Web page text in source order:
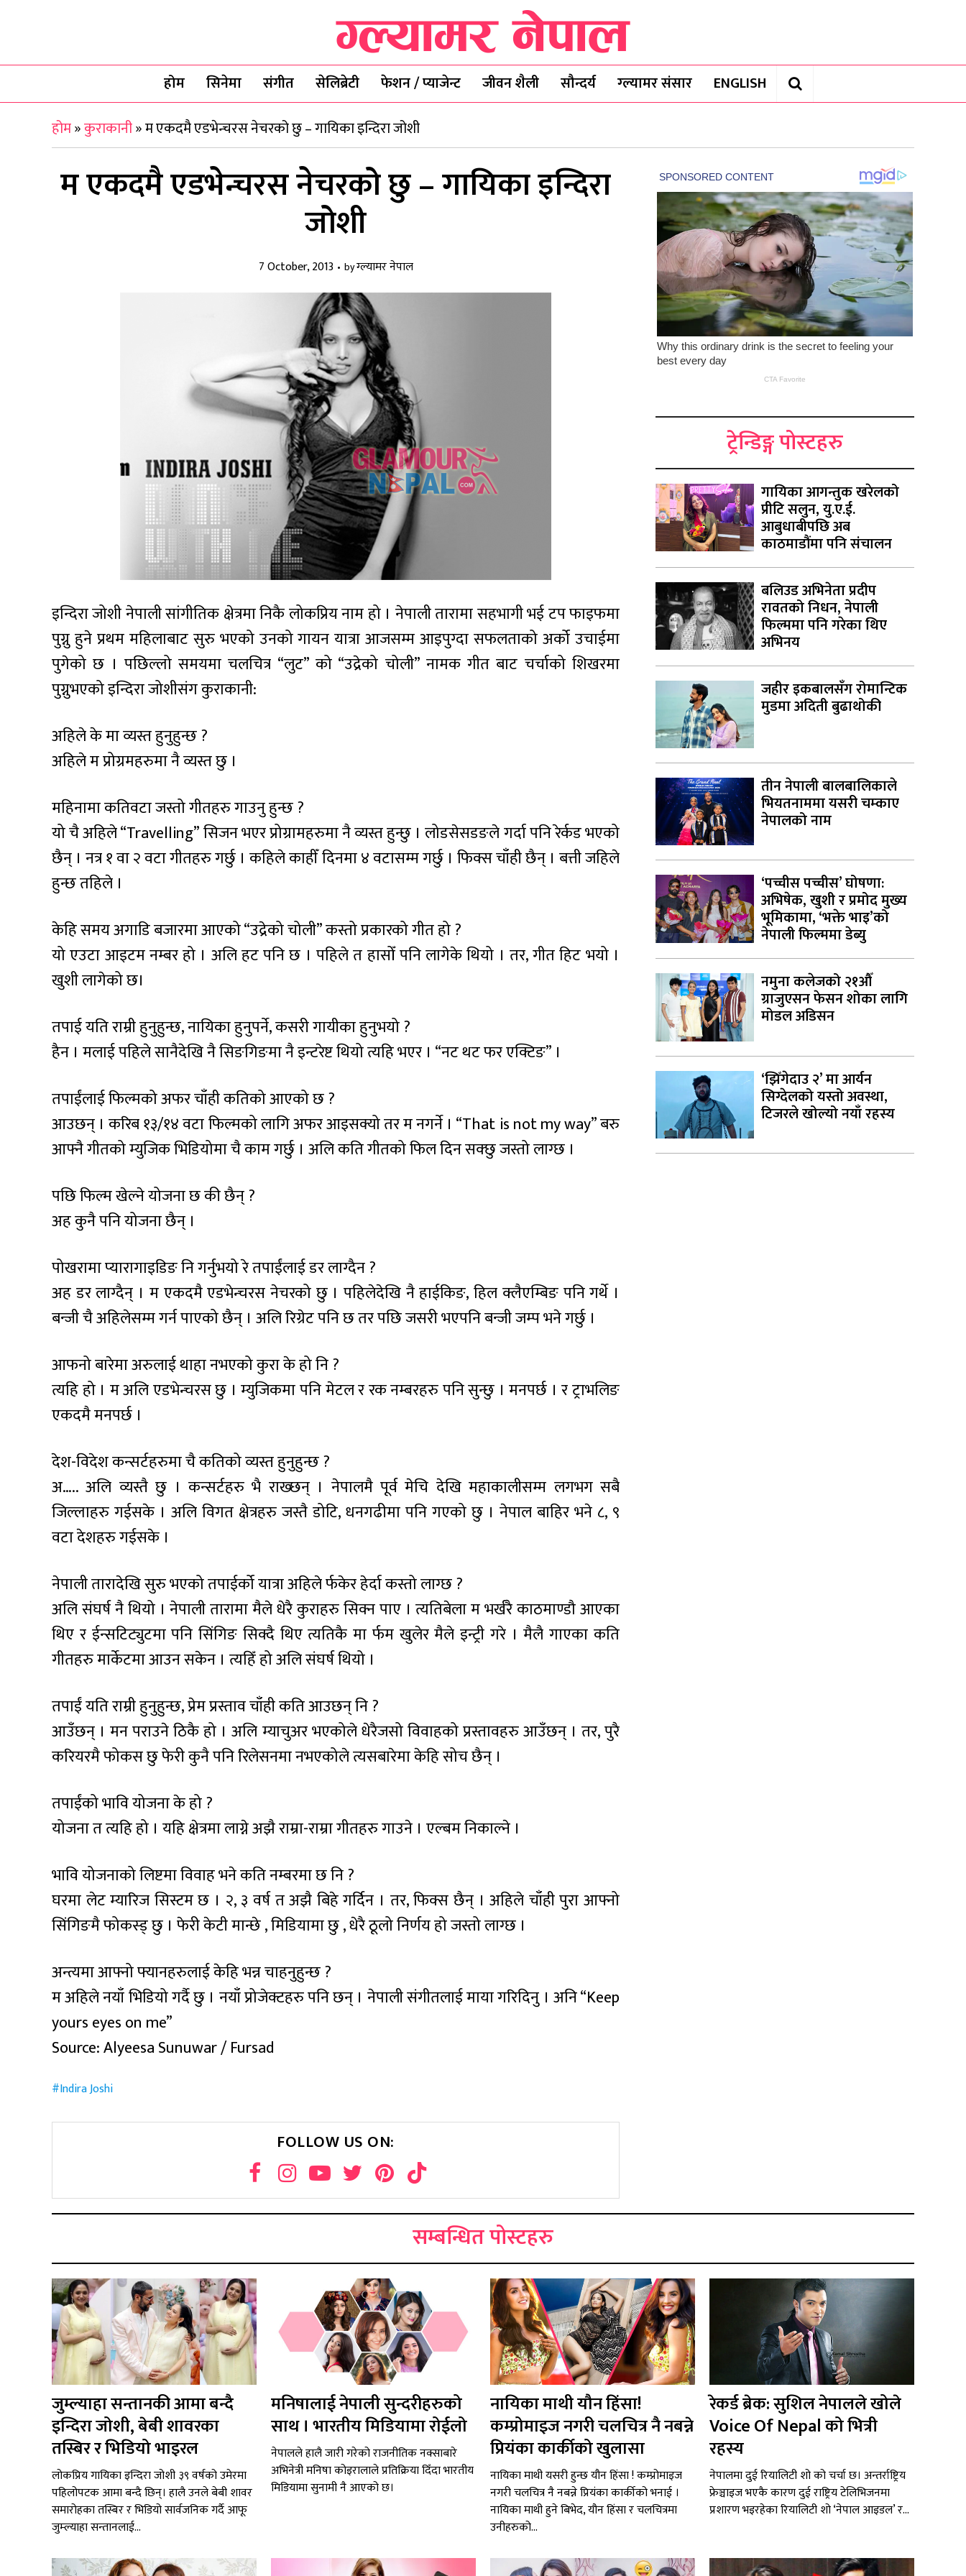
होम सिनेमा संगीत सेलिब्रेटी फेशन / प्याजेन्ट जीवन शैली सौन्दर्य ग्ल्यामर संसार
ENGLISH
होम»कुराकानी»म एकदमै एडभेन्चरस नेचरको छु – गायिका इन्दिरा जोशी
म एकदमै एडभेन्चरस नेचरको छु – गायिका इन्दिरा
जोशी
7 October, 2013 byग्ल्यामर नेपाल
इन्दिरा जोशी नेपाली सांगीतिक क्षेत्रमा निकै लोकप्रिय नाम हो । नेपाली तारामा सहभागी भई टप फाइफमा
पुग्नु हुने प्रथम महिलाबाट सुरु भएको उनको गायन यात्रा आजसम्म आइपुग्दा सफलताको अर्को उचाईमा
पुगेको छ । पछिल्लो समयमा चलचित्र “लुट” को “उद्रेको चोली” नामक गीत बाट चर्चाको शिखरमा
पुग्नुभएको इन्दिरा जोशीसंग कुराकानी:
अहिले के मा व्यस्त हुनुहुन्छ ?
अहिले म प्रोग्रमहरुमा नै व्यस्त छु ।
महिनामा कतिवटा जस्तो गीतहरु गाउनु हुन्छ ?
यो चै अहिले “Travelling” सिजन भएर प्रोग्रामहरुमा नै व्यस्त हुन्छु । लोडसेसडङले गर्दा पनि रेर्कड भएको
छैन् । नत्र १ वा २ वटा गीतहरु गर्छु । कहिले काहीँ दिनमा ४ वटासम्म गर्छु । फिक्स चाँही छैन् । बत्ती जहिले
हुन्छ तहिले ।
केहि समय अगाडि बजारमा आएको “उद्रेको चोली” कस्तो प्रकारको गीत हो ?
यो एउटा आइटम नम्बर हो । अलि हट पनि छ । पहिले त हासोँ पनि लागेके थियो । तर, गीत हिट भयो ।
खुशी लागेको छ।
तपाई यति राम्री हुनुहुन्छ, नायिका हुनुपर्ने, कसरी गायीका हुनुभयो ?
हैन । मलाई पहिले सानैदेखि नै सिङगिङमा नै इन्टरेष्ट थियो त्यहि भएर । “नट थट फर एक्टिङ” ।
तपाईंलाई फिल्मको अफर चाँही कतिको आएको छ ?
आउछन् । करिब १३/१४ वटा फिल्मको लागि अफर आइसक्यो तर म नगर्ने । “That is not my way” बरु
आफ्नै गीतको म्युजिक भिडियोमा चै काम गर्छु । अलि कति गीतको फिल दिन सक्छु जस्तो लाग्छ ।
पछि फिल्म खेल्ने योजना छ की छैन् ?
अह कुनै पनि योजना छैन् ।
पोखरामा प्यारागाइडिङ नि गर्नुभयो रे तपाईंलाई डर लाग्दैन ?
अह डर लाग्दैन् । म एकदमै एडभेन्चरस नेचरको छु । पहिलेदेखि नै हाईकिङ, हिल क्लैएम्बिङ पनि गर्थे ।
बन्जी चै अहिलेसम्म गर्न पाएको छैन् । अलि रिग्रेट पनि छ तर पछि जसरी भएपनि बन्जी जम्प भने गर्छु ।
आफनो बारेमा अरुलाई थाहा नभएको कुरा के हो नि ?
त्यहि हो । म अलि एडभेन्चरस छु । म्युजिकमा पनि मेटल र रक नम्बरहरु पनि सुन्छु । मनपर्छ । र ट्राभलिङ
एकदमै मनपर्छ ।
देश-विदेश कन्सर्टहरुमा चै कतिको व्यस्त हुनुहुन्छ ?
अ….. अलि व्यस्तै छु । कन्सर्टहरु भै राख्छन् । नेपालमै पूर्व मेचि देखि महाकालीसम्म लगभग सबै
जिल्लाहरु गईसके । अलि विगत क्षेत्रहरु जस्तै डोटि, धनगढीमा पनि गएको छु । नेपाल बाहिर भने ८, ९
वटा देशहरु गईसके ।
नेपाली तारादेखि सुरु भएको तपाईर्को यात्रा अहिले र्फकेर हेर्दा कस्तो लाग्छ ?
अलि संघर्ष नै थियो । नेपाली तारामा मैले धेरै कुराहरु सिक्न पाए । त्यतिबेला म भर्खरै काठमाण्डौ आएका
थिए र ईन्सटिट्युटमा पनि सिंगिङ सिक्दै थिए त्यतिकै मा र्फम खुलेर मैले इन्ट्री गरे । मैलै गाएका कति
गीतहरु मार्केटमा आउन सकेन । त्यहिँ हो अलि संघर्ष थियो ।
तपाईं यति राम्री हुनुहुन्छ, प्रेम प्रस्ताव चाँही कति आउछन् नि ?
आउँछन् । मन पराउने ठिकै हो । अलि म्याचुअर भएकोले धेरैजसो विवाहको प्रस्तावहरु आउँछन् । तर, पुरै
करियरमै फोकस छु फेरी कुनै पनि रिलेसनमा नभएकोले त्यसबारेमा केहि सोच छैन् ।
तपाईंको भावि योजना के हो ?
योजना त त्यहि हो । यहि क्षेत्रमा लाग्ने अझै राम्रा-राम्रा गीतहरु गाउने । एल्बम निकाल्ने ।
भावि योजनाको लिष्टमा विवाह भने कति नम्बरमा छ नि ?
घरमा लेट म्यारिज सिस्टम छ । २, ३ वर्ष त अझै बिहे गर्दिन । तर, फिक्स छैन् । अहिले चाँही पुरा आफ्नो
सिंगिङमै फोकस्ड् छु । फेरी केटी मान्छे , मिडियामा छु , धेरै ठूलो निर्णय हो जस्तो लाग्छ ।
अन्त्यमा आफ्नो फ्यानहरुलाई केहि भन्न चाहनुहुन्छ ?
म अहिले नयाँ भिडियो गर्दै छु । नयाँ प्रोजेक्टहरु पनि छन् । नेपाली संगीतलाई माया गरिदिनु । अनि “Keep
yours eyes on me”
Source: Alyeesa Sunuwar / Fursad
Indira Joshi
FOLLOW US ON:
ट्रेन्डिङ्ग पोस्टहरु
गायिका आगन्तुक खरेलको
प्रीटि सलुन, यु.ए.ई.
आबुधाबीपछि अब
काठमाडौंमा पनि संचालन
बलिउड अभिनेता प्रदीप
रावतको निधन, नेपाली
फिल्ममा पनि गरेका थिए
अभिनय
जहीर इकबालसँग रोमान्टिक
मुडमा अदिती बुढाथोकी
तीन नेपाली बालबालिकाले
भियतनाममा यसरी चम्काए
नेपालको नाम
‘पच्चीस पच्चीस’ घोषणा:
अभिषेक, खुशी र प्रमोद मुख्य
भूमिकामा, ‘भक्ते भाइ’को
नेपाली फिल्ममा डेब्यु
नमुना कलेजको २१औँ
ग्राजुएसन फेसन शोका लागि
मोडल अडिसन
‘झिँगेदाउ २’ मा आर्यन
सिग्देलको यस्तो अवस्था,
टिजरले खोल्यो नयाँ रहस्य
सम्बन्धित पोस्टहरु
जुम्ल्याहा सन्तानकी आमा बन्दै
इन्दिरा जोशी, बेबी शावरका
तस्बिर र भिडियो भाइरल
लोकप्रिय गायिका इन्दिरा जोशी ३९ वर्षको उमेरमा
पहिलोपटक आमा बन्दै छिन्। हालै उनले बेबी शावर
समारोहका तस्बिर र भिडियो सार्वजनिक गर्दै आफू
जुम्ल्याहा सन्तानलाई...
मनिषालाई नेपाली सुन्दरीहरुको
साथ । भारतीय मिडियामा रोईलो
नेपालले हालै जारी गरेको राजनीतिक नक्साबारे
अभिनेत्री मनिषा कोइरालाले प्रतिक्रिया दिँदा भारतीय
मिडियामा सुनामी नै आएको छ।
नायिका माथी यौन हिंसा!
कम्प्रोमाइज नगरी चलचित्र नै नबन्ने
प्रियंका कार्कीको खुलासा
नायिका माथी यसरी हुन्छ यौन हिंसा ! कम्प्रोमाइज
नगरी चलचित्र नै नबन्ने प्रियंका कार्कीको भनाई ।
नायिका माथी हुने बिभेद, यौन हिंसा र चलचित्रमा
उनीहरुको...
रेकर्ड ब्रेक: सुशिल नेपालले खोले
Voice Of Nepal को भित्री
रहस्य
नेपालमा दुई रियालिटी शो को चर्चा छ। अन्तर्राष्ट्रिय
फ्रेञ्चाइज भएकै कारण दुई राष्ट्रिय टेलिभिजनमा
प्रशारण भइरहेका रियालिटी शो ‘नेपाल आइडल’ र...